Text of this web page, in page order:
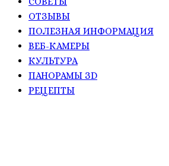
ОТЗЫВЫ
ПОЛЕЗНАЯ ИНФОРМАЦИЯ
ВЕБ-КАМЕРЫ
КУЛЬТУРА
ПАНОРАМЫ ЗD
РЕЦЕПТЫ